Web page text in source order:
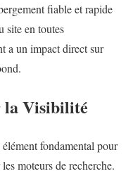
fiable et rapide
site en toutes
a un impact direct sur
la Visibilité
fondamental pour
moteurs de recherche.